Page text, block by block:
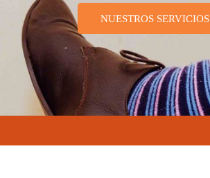
NUESTROS SERVICIOS